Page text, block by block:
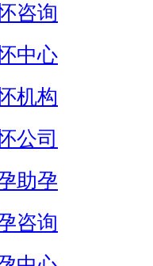
咨询
中心
机构
公司
助孕
咨询